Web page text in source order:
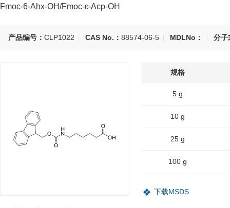
Fmoc-6-Ahx-OH/Fmoc-ε-Acp-OH
产品编号： CLP1022 CAS No.： 88574-06-5 MDLNo： 分子
规格
5 g
10 g
25 g
100 g
下载MSDS